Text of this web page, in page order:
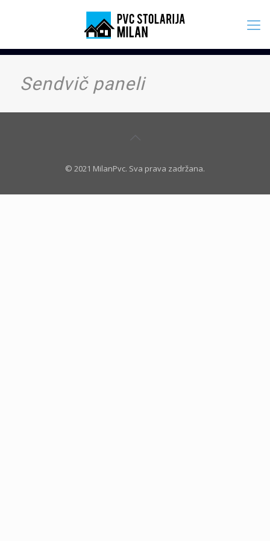
Sendvič paneli
© 2021 MilanPvc. Sva prava zadržana.